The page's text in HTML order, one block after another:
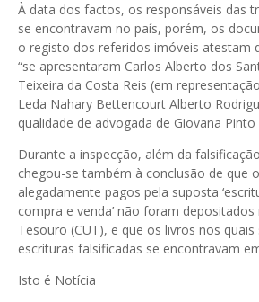
À data dos factos, os responsáveis das
se encontravam no país, porém, os
o registo dos referidos imóveis atestam
“se apresentaram Carlos Alberto dos
Teixeira da Costa Reis (em
Leda Nahary Bettencourt Alberto
qualidade de advogada de Giovana Pinto
Durante a inspecção, além da
chegou-se também à conclusão de que
alegadamente pagos pela suposta
compra e venda’ não foram
Tesouro (CUT), e que os livros nos
escrituras falsificadas se encontravam
Isto é Notícia